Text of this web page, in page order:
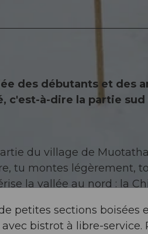
des débutants et des
c'est-à-dire la partie
du village de Muotathal
tu montes légèrement,
la vallée au nord : la
petites sections boisées
bistrot à libre-service.